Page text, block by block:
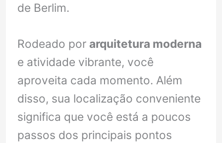
de Berlim.
Rodeado por arquitetura moderna
e atividade vibrante, você
aproveita cada momento. Além
disso, sua localização conveniente
significa que você está a poucos
passos dos principais pontos